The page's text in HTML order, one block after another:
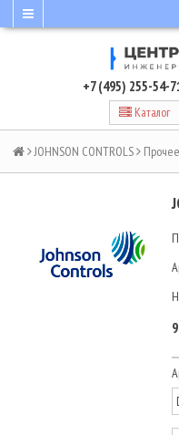
+7 (495) 255-54-
Каталог
JOHNSON CONTROLS Прочее